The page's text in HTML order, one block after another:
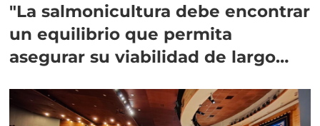
"La salmonicultura debe encontrar
un equilibrio que permita
asegurar su viabilidad de largo